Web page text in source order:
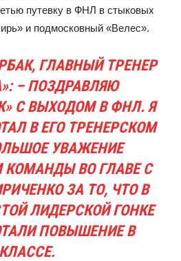
путевку в ФНЛ в стыковых
и подмосковный «Велес».
ГЛАВНЫЙ ТРЕНЕР
– ПОЗДРАВЛЯЮ
С ВЫХОДОМ В ФНЛ. Я
В ЕГО ТРЕНЕРСКОМ
УВАЖЕНИЕ
ВО ГЛАВЕ С
ЗА ТО, ЧТО В
ЛИДЕРСКОЙ ГОНКЕ
ПОВЫШЕНИЕ В
КЛАССЕ.